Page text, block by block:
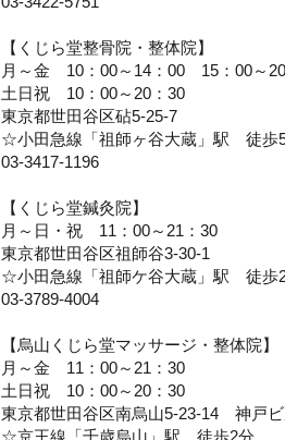
【くじら堂整骨院・整体院】
月～金 10：00～14：00 15：00～
土日祝 10：00～20：30
東京都世田谷区砧5-25-7
☆小田急線「祖師ヶ谷大蔵」駅 徒歩
03-3417-1196
【くじら堂鍼灸院】
月～日・祝 11：00～21：30
東京都世田谷区祖師谷3-30-1
☆小田急線「祖師ケ谷大蔵」駅 徒歩
03-3789-4004
【烏山くじら堂マッサージ・整体院】
月～金 11：00～21：30
土日祝 10：00～20：30
東京都世田谷区南烏山5-23-14 神戸
☆京王線「千歳烏山」駅 徒歩2分